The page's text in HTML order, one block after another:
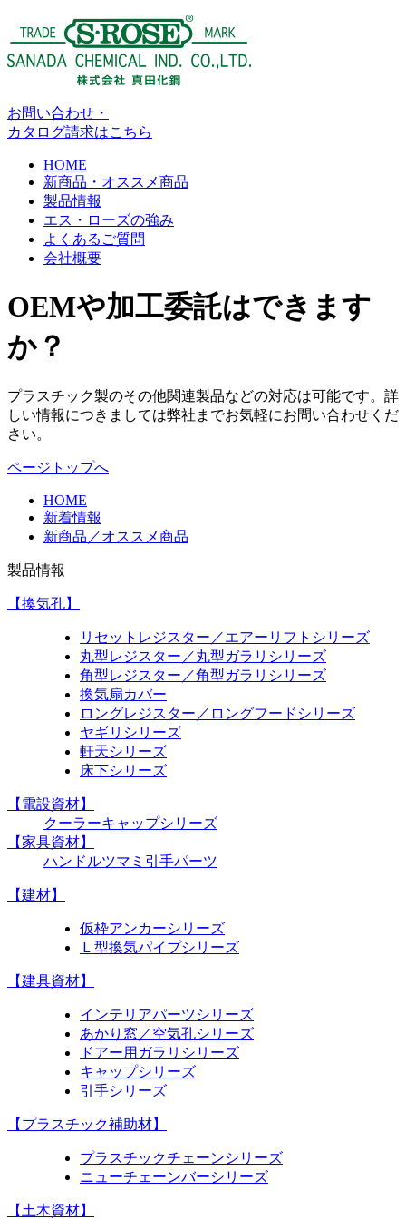
お問い合わせ・
カタログ請求はこちら
HOME
新商品・オススメ商品
製品情報
エス・ローズの強み
よくあるご質問
会社概要
OEMや加工委託はできます
か？
プラスチック製のその他関連製品などの対応は可能です。詳
しい情報につきましては弊社までお気軽にお問い合わせくだ
さい。
ページトップへ
HOME
新着情報
新商品／オススメ商品
製品情報
【換気孔】
リセットレジスター／エアーリフトシリーズ
丸型レジスター／丸型ガラリシリーズ
角型レジスター／角型ガラリシリーズ
換気扇カバー
ロングレジスター／ロングフードシリーズ
ヤギリシリーズ
軒天シリーズ
床下シリーズ
【電設資材】
クーラーキャップシリーズ
【家具資材】
ハンドルツマミ 引手パーツ
【建材】
仮枠アンカーシリーズ
Ｌ型換気パイプシリーズ
【建具資材】
インテリアパーツシリーズ
あかり窓／空気孔シリーズ
ドアー用ガラリシリーズ
キャップシリーズ
引手シリーズ
【プラスチック補助材】
プラスチックチェーンシリーズ
ニューチェーンバーシリーズ
【土木資材】